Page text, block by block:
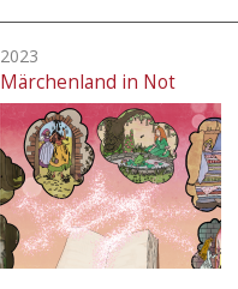
2023
Märchenland in Not